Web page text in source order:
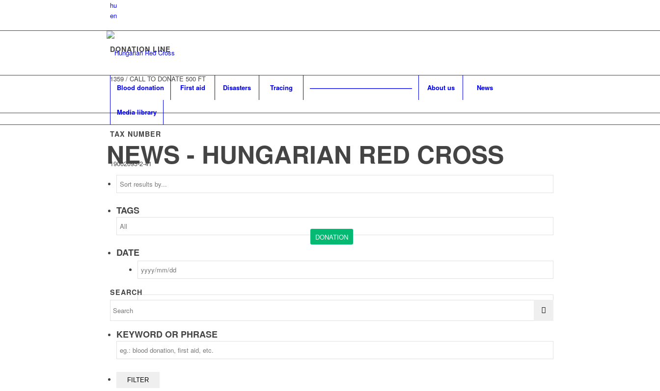
hu
en
DONATION LINE
1359/ CALL TO DONATE 500 FT
TAX NUMBER
19002093-2-41
DONATION
SEARCH
Blood donation First aid Disasters Tracing ———————————————— About us News
Media library
NEWS - HUNGARIAN RED CROSS
TAGS
DATE
KEYWORD OR PHRASE